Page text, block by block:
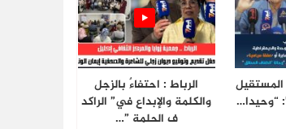
المستقيل
“وحيدا…
الرباط : احتفاءٌ بالزجل
والكلمة والإبداع في” الراكد
ف الحلمة ”…